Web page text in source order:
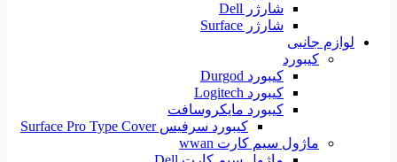
شارژر Dell
شارژر Surface
لوازم جانبی
کیبورد
کیبورد Durgod
کیبورد Logitech
کیبورد مایکروسافت
کیبورد سرفیس Surface Pro Type Cover
ماژول سیم کارت wwan